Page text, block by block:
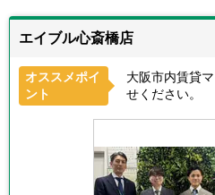
エイブル心斎橋店
オススメポイ
ント
大阪市内賃貸
せください。